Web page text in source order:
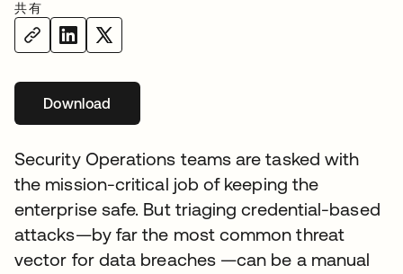
共有
Download
Security Operations teams are tasked with
the mission-critical job of keeping the
enterprise safe. But triaging credential-based
attacks—by far the most common threat
vector for data breaches —can be a manual